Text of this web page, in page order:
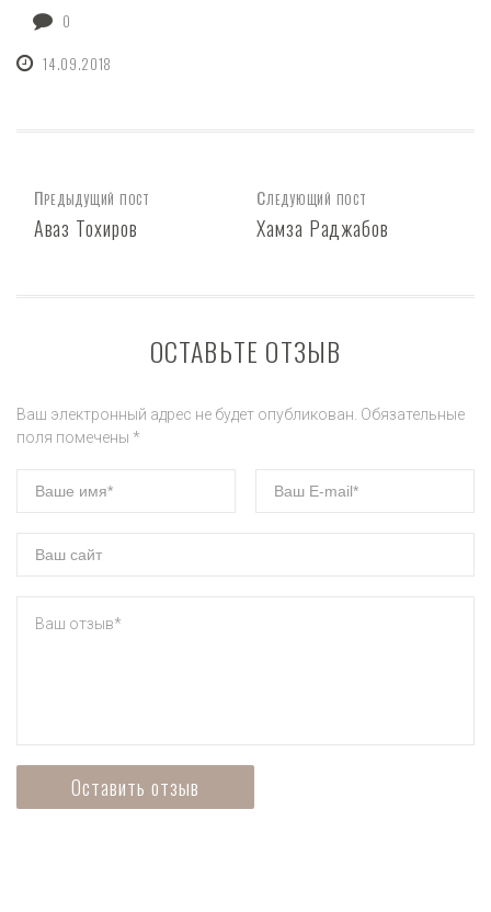
0
14.09.2018
Предыдущий пост
Аваз Тохиров
Следующий пост
Хамза Раджабов
ОСТАВЬТЕ ОТЗЫВ
Ваш электронный адрес не будет опубликован. Обязательные
поля помечены *